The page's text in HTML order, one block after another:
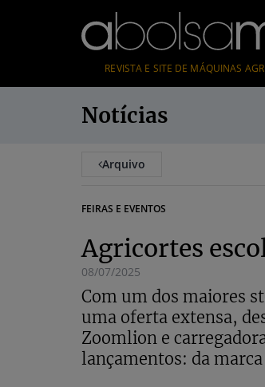
REVISTA E SITE DE MÁQUINAS
Notícias
Arquivo
FEIRAS E EVENTOS
Agricortes
08/07/2025
Com um dos maiores
uma oferta extensa,
Zoomlion e
lançamentos: da